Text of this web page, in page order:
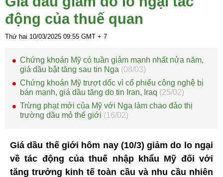
động của thuế quan
Thứ hai 10/03/2025 09:55 GMT + 7
Chứng khoán Mỹ có tuần giảm mạnh nhất nửa năm,
giá dầu bật tăng sau tin Nga (08/03)
Chứng khoán Mỹ trượt dốc vì cổ phiếu công nghệ bị
bán mạnh, giá dầu tăng do tin Iran, Iraq (25/02)
Trừng phạt mới của Mỹ với Nga làm chao đảo thị
trường dầu mỏ thế giới (16/02)
Giá dầu thế giới hôm nay (10/3) giảm do lo ngại
về tác động của thuế nhập khẩu Mỹ đối với
tăng trưởng kinh tế toàn cầu và nhu cầu nhiên